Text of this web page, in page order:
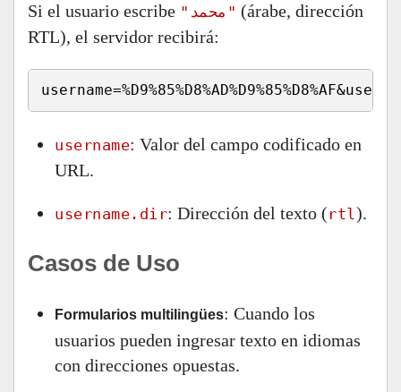
Si el usuario escribe "محمد" (árabe, dirección
RTL), el servidor recibirá:
username: Valor del campo codificado en
URL.
username.dir: Dirección del texto ( rtl).
Casos de Uso
Formularios multilingües: Cuando los
usuarios pueden ingresar texto en idiomas
con direcciones opuestas.